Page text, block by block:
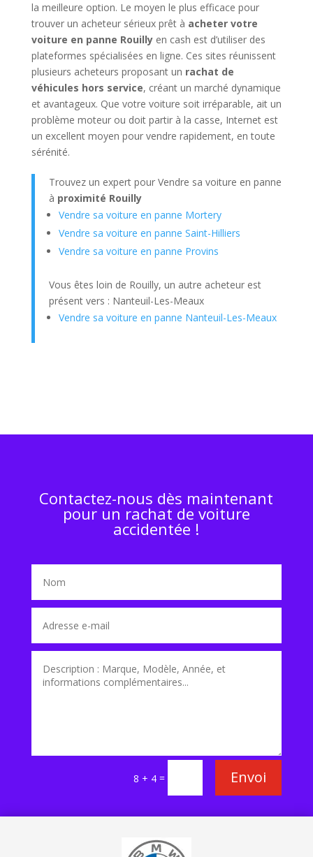
la meilleure option. Le moyen le plus efficace pour
trouver un acheteur sérieux prêt à acheter votre
voiture en panne Rouillyen cash est d’utiliser des
plateformes spécialisées en ligne. Ces sites réunissent
plusieurs acheteurs proposant un rachat de
véhicules hors service, créant un marché dynamique
et avantageux. Que votre voiture soit irréparable, ait un
problème moteur ou doit partir à la casse, Internet est
un excellent moyen pour vendre rapidement, en toute
sérénité.
Trouvez un expert pour Vendre sa voiture en panne
à proximité Rouilly
Vendre sa voiture en panne Mortery
Vendre sa voiture en panne Saint-Hilliers
Vendre sa voiture en panne Provins
Vous êtes loin de Rouilly, un autre acheteur est
présent vers : Nanteuil-Les-Meaux
Vendre sa voiture en panne Nanteuil-Les-Meaux
Contactez-nous dès maintenant
pour un rachat de voiture
accidentée !
8 + 4 = Envoi